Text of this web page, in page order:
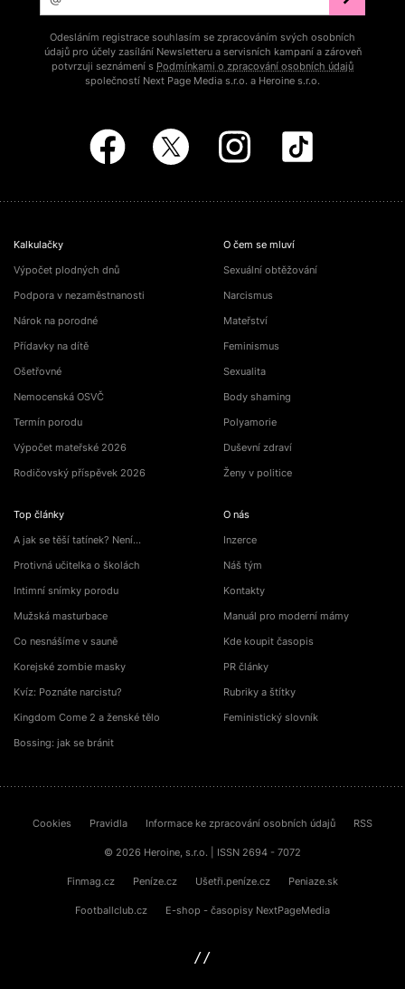
Odesláním registrace souhlasím se zpracováním svých osobních
údajů pro účely zasílání Newsletteru a servisních kampaní a zároveň
potvrzuji seznámení s Podmínkami o zpracování osobních údajů
společností Next Page Media s.r.o. a Heroine s.r.o.
Kalkulačky
Výpočet plodných dnů
Podpora v nezaměstnanosti
Nárok na porodné
Přídavky na dítě
Ošetřovné
Nemocenská OSVČ
Termín porodu
Výpočet mateřské 2026
Rodičovský příspěvek 2026
Top články
A jak se těší tatínek? Není…
Protivná učitelka o školách
Intimní snímky porodu
Mužská masturbace
Co nesnášíme v sauně
Korejské zombie masky
Kvíz: Poznáte narcistu?
Kingdom Come 2 a ženské tělo
Bossing: jak se bránit
O čem se mluví
Sexuální obtěžování
Narcismus
Mateřství
Feminismus
Sexualita
Body shaming
Polyamorie
Duševní zdraví
Ženy v politice
O nás
Inzerce
Náš tým
Kontakty
Manuál pro moderní mámy
Kde koupit časopis
PR články
Rubriky a štítky
Feministický slovník
Cookies Pravidla Informace ke zpracování osobních údajů RSS
© 2026 Heroine, s.r.o. | ISSN 2694 - 7072
Finmag.cz Peníze.cz Ušetři.peníze.cz Peniaze.sk
Footballclub.cz E-shop - časopisy NextPageMedia